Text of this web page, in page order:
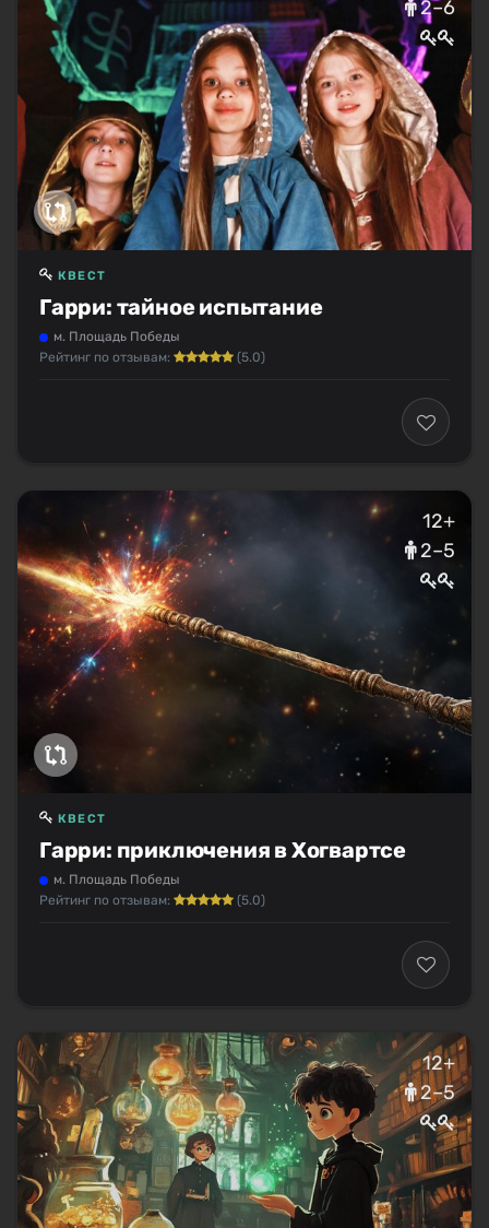
2–6
Гарри: тайное испытание
КВЕСТ
м. Площадь Победы
Рейтинг по отзывам:
(5.0)
12+
2–5
Гарри: приключения в Хогвартсе
КВЕСТ
м. Площадь Победы
Рейтинг по отзывам:
(5.0)
12+
2–5